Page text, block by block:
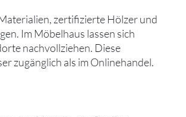
zertifizierte Hölzer und
Im Möbelhaus lassen sich
nachvollziehen. Diese
zugänglich als im Onlinehandel.